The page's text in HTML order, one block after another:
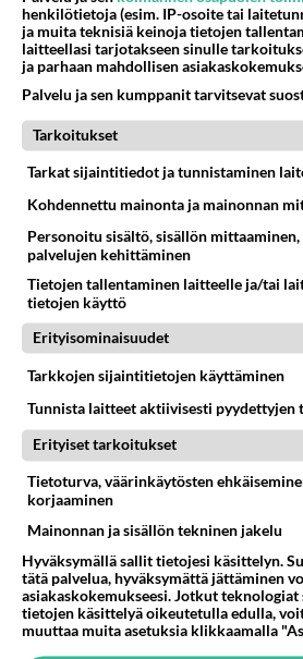
Kasvislasagne tarvitsee
varoituskyltin: "Maistuu
lihasyöjille!
suomalaisten rakastamista
kotiruoista.
Avokadopasta on kokeilun
vasta-alkajaltakin!
HOROSKOOPPI
6.8.2026
Valitse oma tähtimerkkisi ja lue päivän
KASARI
henkilötietoja (esim. IP-osoite tai
ja muita teknisiä keinoja tietojen
laitteellasi tarjotakseen sinulle
ja parhaan mahdollisen
Palvelu ja sen kumppanit tarvitsevat
Tarkoitukset
Tarkat sijaintitiedot ja tunnistaminen
Kohdennettu mainonta ja mainonnan
Personoitu sisältö, sisällön
palvelujen kehittäminen
Tietojen tallentaminen laitteelle ja/tai
tietojen käyttö
Erityisominaisuudet
Tarkkojen sijaintitietojen käyttäminen
Tunnista laitteet aktiivisesti pyydettyjen
Erityiset tarkoitukset
Tietoturva, väärinkäytösten
korjaaminen
Mainonnan ja sisällön tekninen jakelu
Hyväksymällä sallit tietojesi käsittelyn.
tätä palvelua, hyväksymättä jättäminen
asiakaskokemukseesi. Jotkut
tietojen käsittelyä oikeutetulla edulla,
muuttaa muita asetuksia klikkaamalla